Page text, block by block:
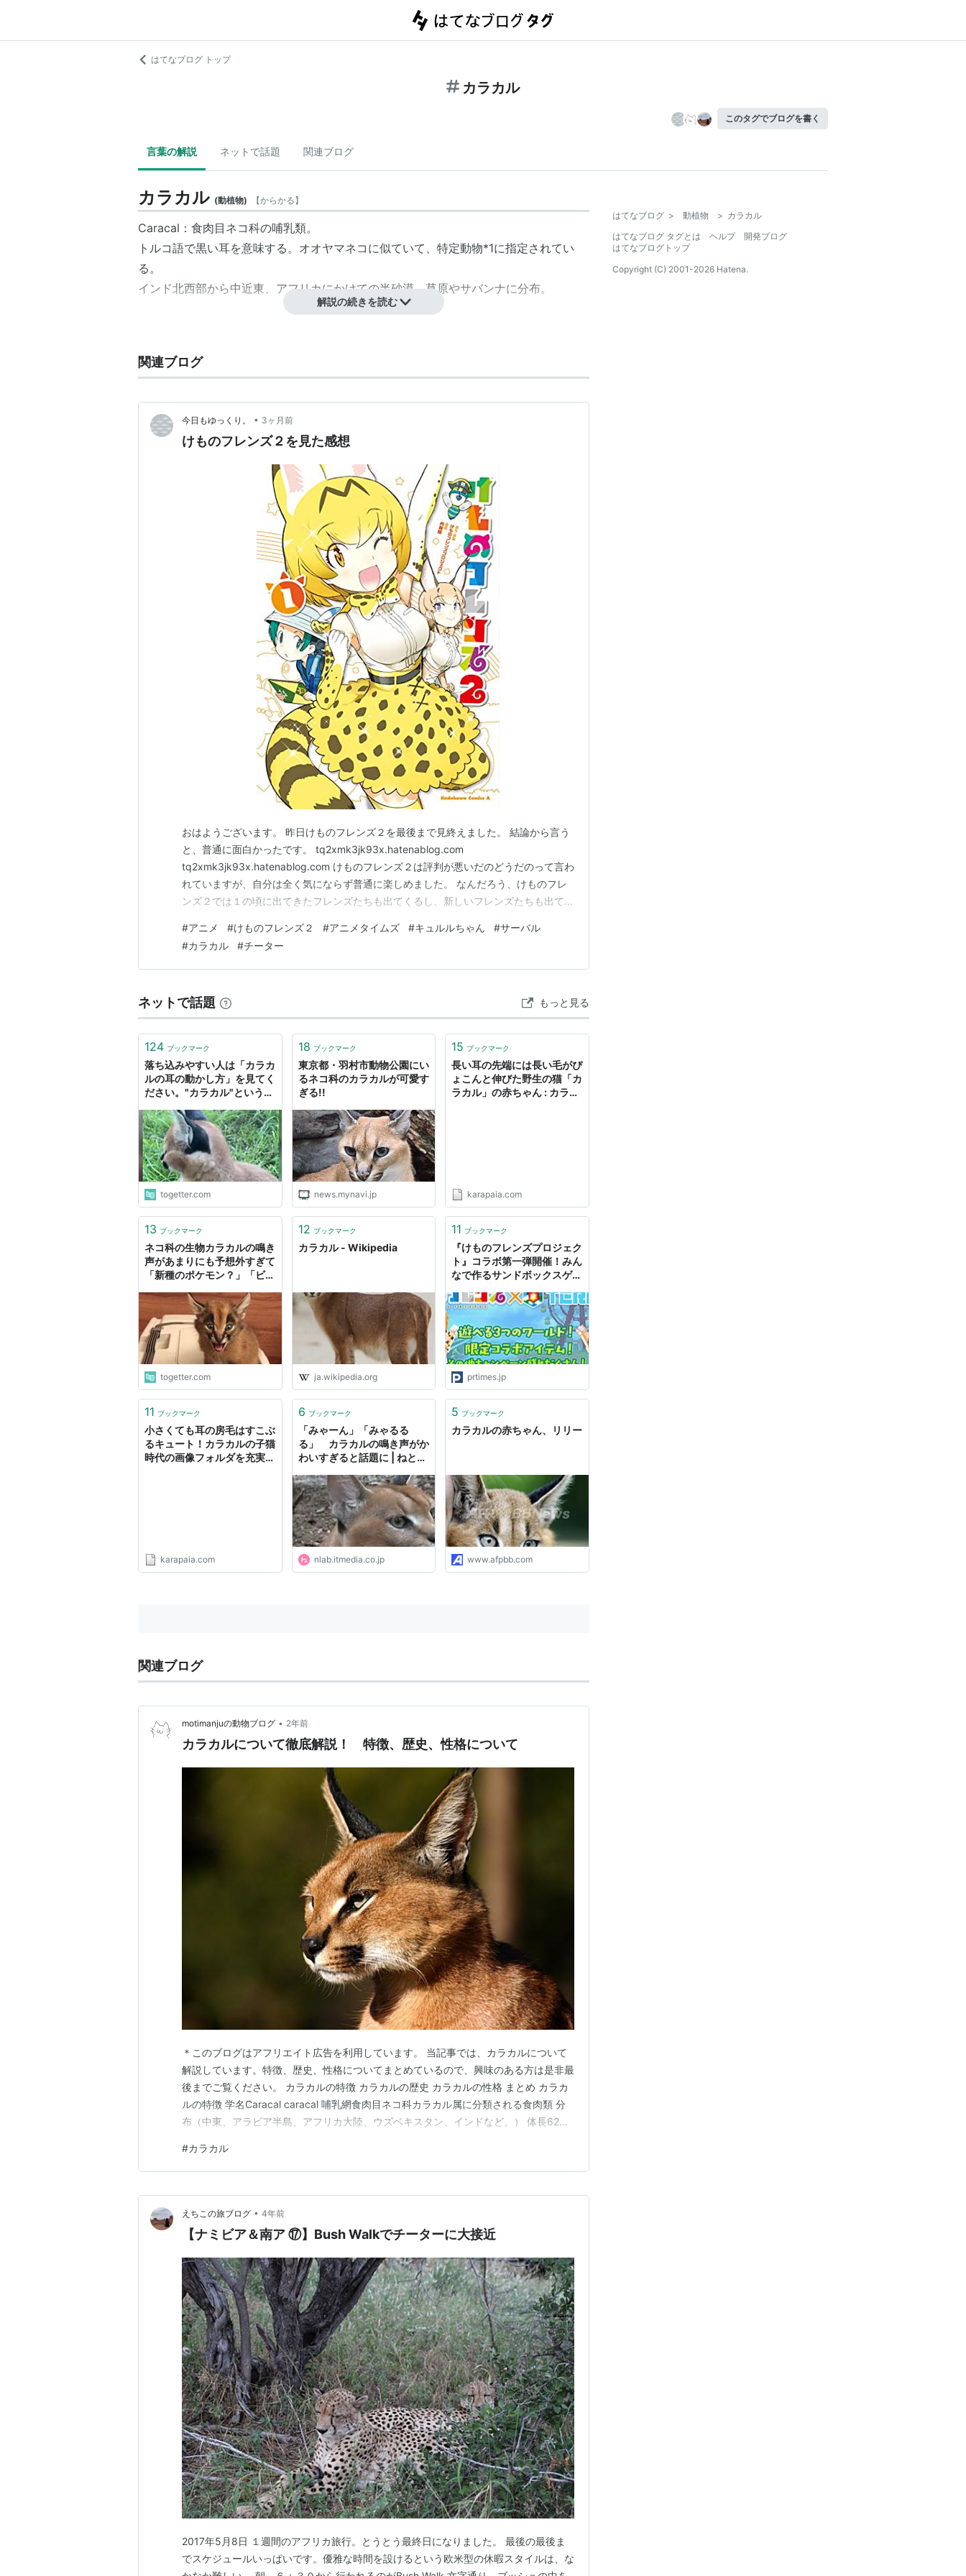
はてなブログ トップ
カラカル
このタグでブログを書く
言葉の解説 ネットで話題 関連ブログ
カラカル (動植物) 【からかる】
Caracal：食肉目ネコ科の哺乳類。
トルコ語で黒い耳を意味する。オオヤマネコに似ていて、特定動物*1に指定されてい
る。
インド北西部から中近東、アフリカにかけての半砂漠、草原やサバンナに分布。
耳の先端の長い房毛が特徴
体長が65〜90cm
体重が8〜18kg
毛が短い
2ｍくらいの高さのジャンプ力を持つ
人に危害を与えるとして取り扱い注意な動物
解説の続きを読む
関連ブログ
今日もゆっくり。 • 3ヶ月前
けものフレンズ２を見た感想
おはようございます。 昨日けものフレンズ２を最後まで見終えました。 結論から言う
と、普通に面白かったです。 tq2xmk3jk93x.hatenablog.com
tq2xmk3jk93x.hatenablog.com けものフレンズ２は評判が悪いだのどうだのって言わ
れていますが、自分は全く気にならず普通に楽しめました。 なんだろう、けものフレ
ンズ２では１の頃に出てきたフレンズたちも出てくるし、新しいフレンズたちも出てき
にゴリラのフレンズも出てくるのですが、ドラミングとかもしてましたね！（笑） あ
とけもフレ１のOP…
#アニメ #けものフレンズ２ #アニメタイムズ #キュルルちゃん #サーバル
#カラカル #チーター
ネットで話題 もっと見る
124 ブックマーク
落ち込みやすい人は「カラカ
ルの耳の動かし方」を見てく
ださい。"カラカル"という呪
togetter.com
18 ブックマーク
東京都・羽村市動物公園にい
るネコ科のカラカルが可愛す
ぎる!!
news.mynavi.jp
15 ブックマーク
長い耳の先端には長い毛がぴ
ょこんと伸びた野生の猫「カ
ラカル」の赤ちゃん : カラパ
karapaia.com
13 ブックマーク
ネコ科の生物カラカルの鳴き
声があまりにも予想外すぎて
「新種のポケモン？」「ビー
togetter.com
12 ブックマーク
カラカル - Wikipedia
ja.wikipedia.org
11 ブックマーク
『けものフレンズプロジェク
ト』コラボ第一弾開催！みん
なで作るサンドボックスゲー
ラクター、サーバルとカラカ
ルが登場！
prtimes.jp
11 ブックマーク
小さくても耳の房毛はすこぶ
るキュート！カラカルの子猫
時代の画像フォルダを充実さ
karapaia.com
6 ブックマーク
「みゃーん」「みゃるる
る」 カラカルの鳴き声がか
わいすぎると話題に | ねとら
nlab.itmedia.co.jp
5 ブックマーク
カラカルの赤ちゃん、リリー
www.afpbb.com
関連ブログ
motimanjuの動物ブログ • 2年前
カラカルについて徹底解説！ 特徴、歴史、性格について
＊このブログはアフリエイト広告を利用しています。 当記事では、カラカルについて
解説しています。特徴、歴史、性格についてまとめているので、興味のある方は是非最
後までご覧ください。 カラカルの特徴 カラカルの歴史 カラカルの性格 まとめ カラカ
ルの特徴 学名Caracal caracal 哺乳網食肉目ネコ科カラカル属に分類される食肉類 分
布（中東、アラビア半島、アフリカ大陸、ウズベキスタン、インドなど。） 体長62～
は黄灰色で、顎、胸、腹にかけて白色である。 ・耳介は大型で背面が黒く、先端には
約4.5㎝の…
#カラカル
えちこの旅ブログ • 4年前
【ナミビア＆南ア ⑰】Bush Walkでチーターに大接近
2017年5月8日 １週間のアフリカ旅行。とうとう最終日になりました。 最後の最後ま
でスケジュールいっぱいです。優雅な時間を設けるという欧米型の休暇スタイルは、な
はてなブログ > 動植物 > カラカル
はてなブログ タグとは
ヘルプ
開発ブログ
はてなブログトップ
Copyright (C) 2001-2026 Hatena.